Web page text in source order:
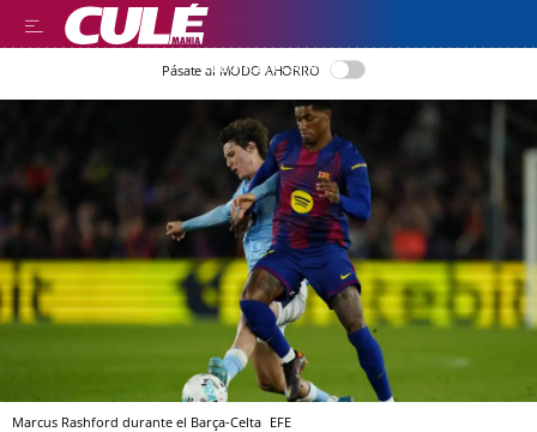
LLEGIR EN CATALÀ
Pásate al MODO AHORRO
Marcus Rashford durante el Barça-Celta EFE